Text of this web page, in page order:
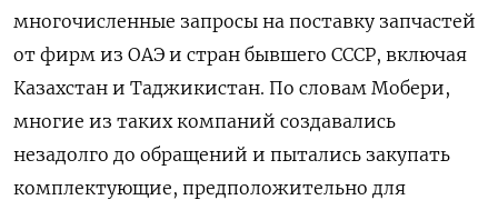
многочисленные запросы на поставку запчастей
от фирм из ОАЭ и стран бывшего СССР, включая
Казахстан и Таджикистан. По словам Мобери,
многие из таких компаний создавались
незадолго до обращений и пытались закупать
комплектующие, предположительно для